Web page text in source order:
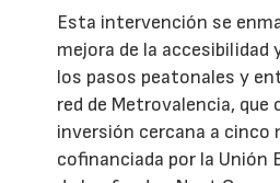
Esta intervención se
mejora de la accesibilidad
los pasos peatonales y
red de Metrovalencia, que
inversión cercana a cinco
cofinanciada por la Unión